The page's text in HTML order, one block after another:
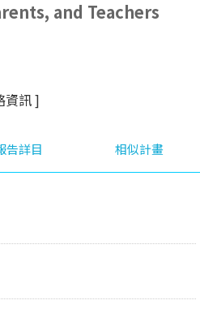
and Teachers
資訊]
告詳目 相似計畫